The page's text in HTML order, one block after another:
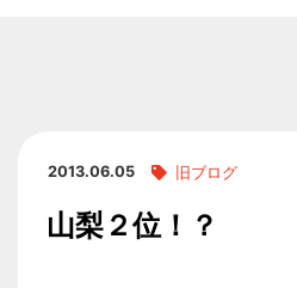
2013.06.05 旧ブログ
山梨２位！？